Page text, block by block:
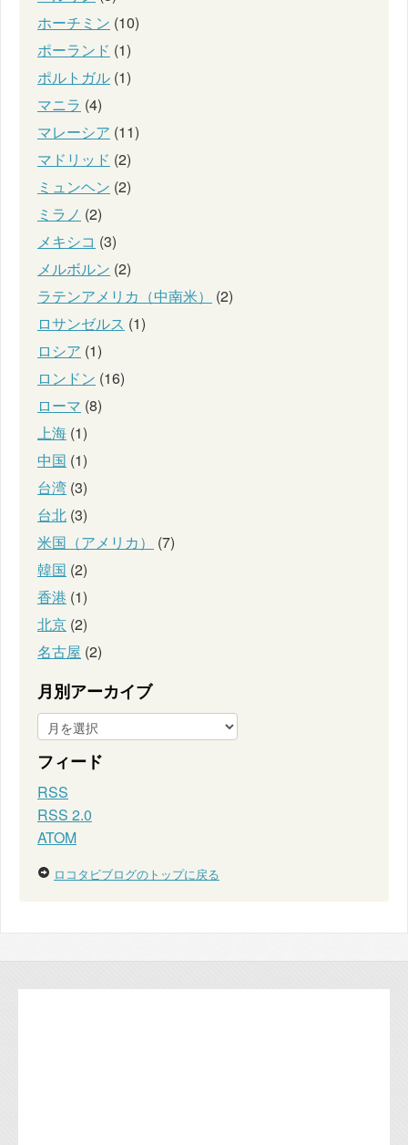
ホーチミン (10)
ポーランド (1)
ポルトガル (1)
マニラ (4)
マレーシア (11)
マドリッド (2)
ミュンヘン (2)
ミラノ (2)
メキシコ (3)
メルボルン (2)
ラテンアメリカ（中南米）
(2)
ロサンゼルス (1)
ロシア (1)
ロンドン (16)
ローマ (8)
上海 (1)
中国 (1)
台湾 (3)
台北 (3)
米国（アメリカ）
(7)
韓国 (2)
香港 (1)
北京 (2)
名古屋 (2)
月別アーカイブ
フィード
RSS
RSS 2.0
ATOM
ロコタビブログのトップに戻る